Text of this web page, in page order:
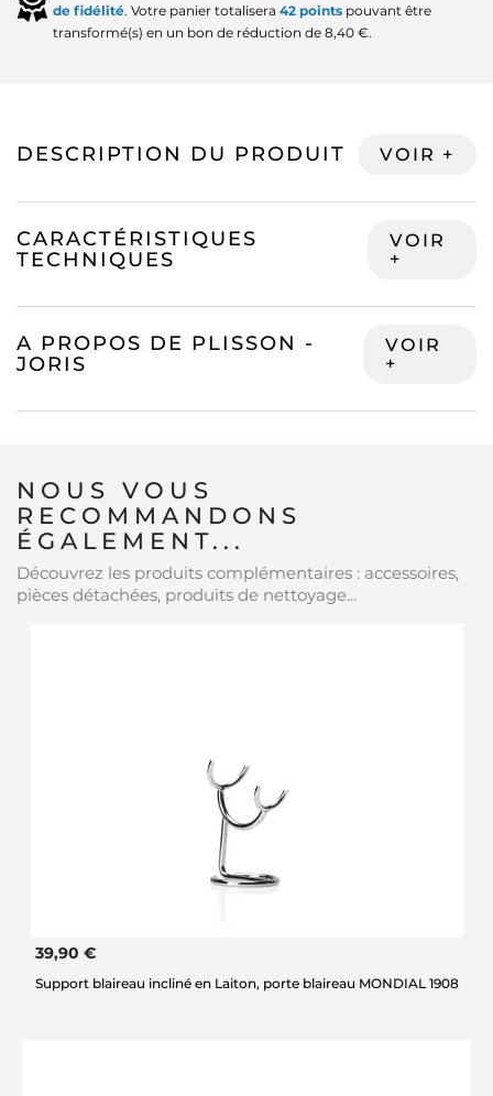
de fidélité. Votre panier totalisera 42 points pouvant être
transformé(s) en un bon de réduction de 8,40 €.
DESCRIPTION DU PRODUIT
CARACTÉRISTIQUES
TECHNIQUES
A PROPOS DE PLISSON -
JORIS
NOUS VOUS
RECOMMANDONS
ÉGALEMENT...
Découvrez les produits complémentaires : accessoires,
pièces détachées, produits de nettoyage...
39,90 €
Support blaireau incliné en Laiton, porte blaireau MONDIAL 1908